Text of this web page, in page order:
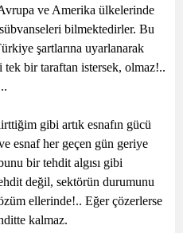
ve Amerika ülkelerinde
bilmektedirler. Bu
şartlarına uyarlanarak
bir taraftan istersek, olmaz!..
gibi artık esnafın gücü
esnaf her geçen gün geriye
bir tehdit algısı gibi
değil, sektörün durumunu
ellerinde!.. Eğer çözerlerse
kalmaz.